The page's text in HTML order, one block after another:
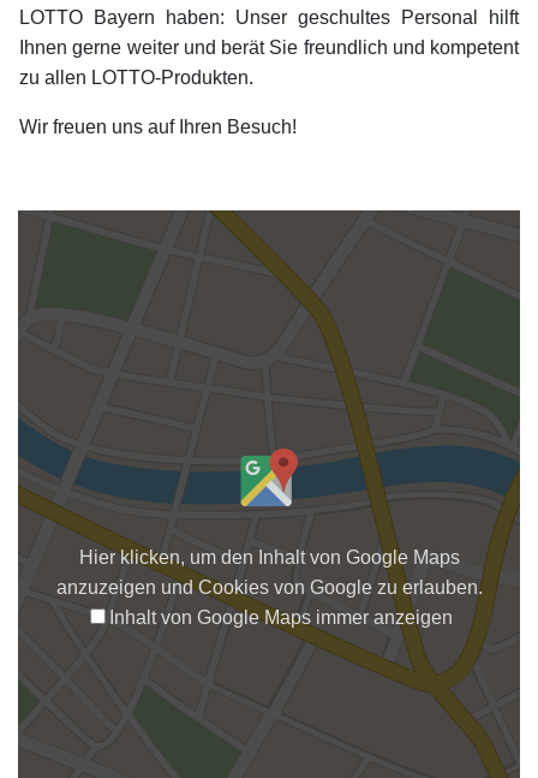
LOTTO Bayern haben: Unser geschultes Personal hilft
Ihnen gerne weiter und berät Sie freundlich und kompetent
zu allen LOTTO-Produkten.
Wir freuen uns auf Ihren Besuch!
Hier klicken, um den Inhalt von Google Maps
anzuzeigen und Cookies von Google zu erlauben.
Inhalt von Google Maps immer anzeigen